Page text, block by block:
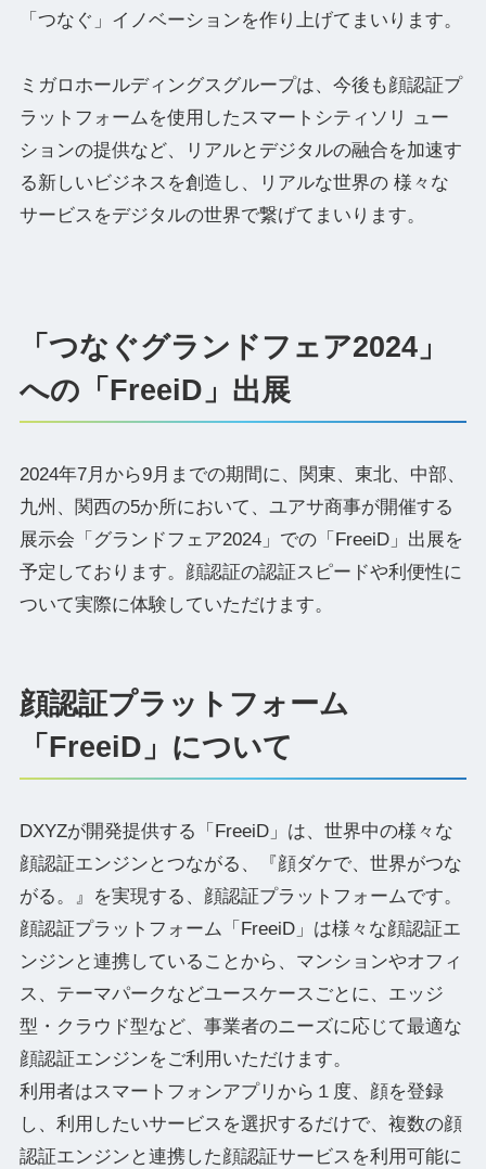
「つなぐ」イノベーションを作り上げてまいります。
ミガロホールディングスグループは、今後も顔認証プ
ラットフォームを使用したスマートシティソリ ュー
ションの提供など、リアルとデジタルの融合を加速す
る新しいビジネスを創造し、リアルな世界の 様々な
サービスをデジタルの世界で繋げてまいります。
「つなぐグランドフェア2024」
への「FreeiD」出展
2024年7月から9月までの期間に、関東、東北、中部、
九州、関西の5か所において、ユアサ商事が開催する
展示会「グランドフェア2024」での「FreeiD」出展を
予定しております。顔認証の認証スピードや利便性に
ついて実際に体験していただけます。
顔認証プラットフォーム
「FreeiD」について
DXYZが開発提供する「FreeiD」は、世界中の様々な
顔認証エンジンとつながる、『顔ダケで、世界がつな
がる。』を実現する、顔認証プラットフォームです。
顔認証プラットフォーム「FreeiD」は様々な顔認証エ
ンジンと連携していることから、マンションやオフィ
ス、テーマパークなどユースケースごとに、エッジ
型・クラウド型など、事業者のニーズに応じて最適な
顔認証エンジンをご利用いただけます。
利用者はスマートフォンアプリから１度、顔を登録
し、利用したいサービスを選択するだけで、複数の顔
認証エンジンと連携した顔認証サービスを利用可能に